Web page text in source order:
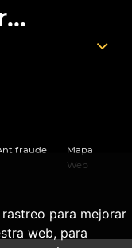
para mejorar
web, para
Mapa
Web